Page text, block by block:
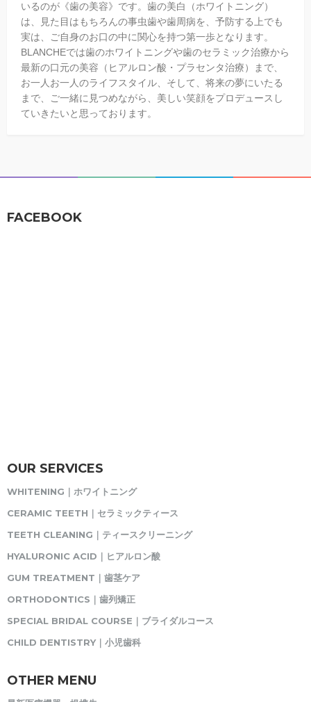
いるのが《歯の美容》です。歯の美白（ホワイトニング）
は、見た目はもちろんの事虫歯や歯周病を、予防する上でも
実は、ご自身のお口の中に関心を持つ第一歩となります。
BLANCHEでは歯のホワイトニングや歯のセラミック治療から
最新の口元の美容（ヒアルロン酸・プラセンタ治療）まで、
お一人お一人のライフスタイル、そして、将来の夢にいたる
まで、ご一緒に見つめながら、美しい笑顔をプロデュースし
ていきたいと思っております。
FACEBOOK
OUR SERVICES
WHITENING｜ホワイトニング
CERAMIC TEETH｜セラミックティース
TEETH CLEANING｜ティースクリーニング
HYALURONIC ACID｜ヒアルロン酸
GUM TREATMENT｜歯茎ケア
ORTHODONTICS｜歯列矯正
SPECIAL BRIDAL COURSE｜ブライダルコース
CHILD DENTISTRY｜小児歯科
OTHER MENU